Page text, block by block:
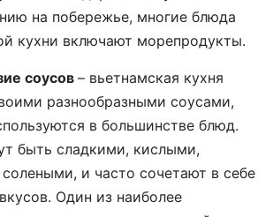
на побережье, многие блюда
кухни включают морепродукты.
соусов – вьетнамская кухня
разнообразными соусами,
в большинстве блюд.
быть сладкими, кислыми,
и часто сочетают в себе
Один из наиболее